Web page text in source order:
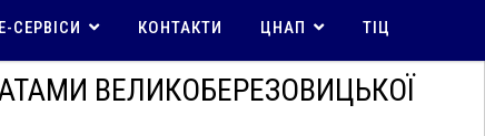
E-СЕРВІСИ КОНТАКТИ ЦНАП ТІЦ
ВЕЛИКОБЕРЕЗОВИЦЬКОЇ